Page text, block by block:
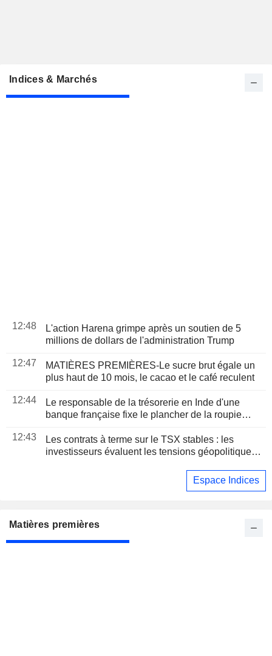
Indices & Marchés
12:48
L'action Harena grimpe après un soutien de 5
millions de dollars de l'administration Trump
12:47
MATIÈRES PREMIÈRES-Le sucre brut égale un
plus haut de 10 mois, le cacao et le café reculent
12:44
Le responsable de la trésorerie en Inde d'une
banque française fixe le plancher de la roupie
12:43
Les contrats à terme sur le TSX stables : les
investisseurs évaluent les tensions géopolitiques
Espace Indices
Matières premières